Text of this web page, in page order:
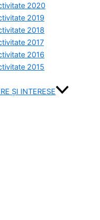
2020
2019
2018
2017
2016
2015
ȘI INTERESE